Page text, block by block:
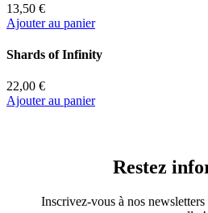
13,50 €
Ajouter au panier
Shards of Infinity
22,00 €
Ajouter au panier
Restez
Inscrivez-vous à nos